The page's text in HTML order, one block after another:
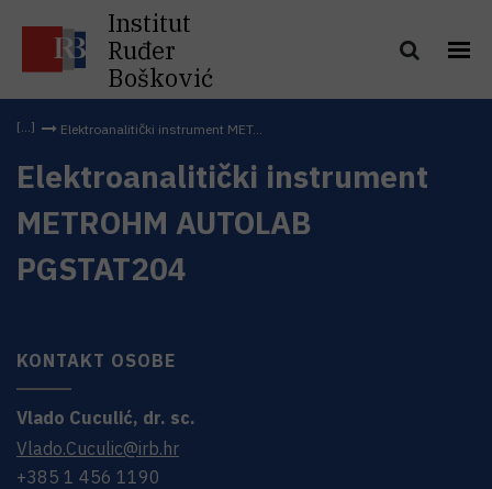
Institut
Ruđer
Bošković
Elektroanalitički instrument MET...
Elektroanalitički instrument
METROHM AUTOLAB
PGSTAT204
KONTAKT OSOBE
Vlado Cuculić, dr. sc.
Vlado.Cuculic@irb.hr
+385 1 456 1190